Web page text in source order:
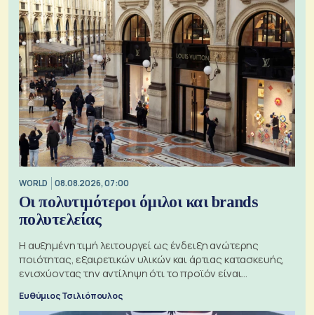
WORLD 08.08.2026, 07:00
Οι πολυτιμότεροι όμιλοι και brands
πολυτελείας
Η αυξημένη τιμή λειτουργεί ως ένδειξη ανώτερης
ποιότητας, εξαιρετικών υλικών και άρτιας κατασκευής,
ενισχύοντας την αντίληψη ότι το προϊόν είναι
Ευθύμιος Τσιλιόπουλος